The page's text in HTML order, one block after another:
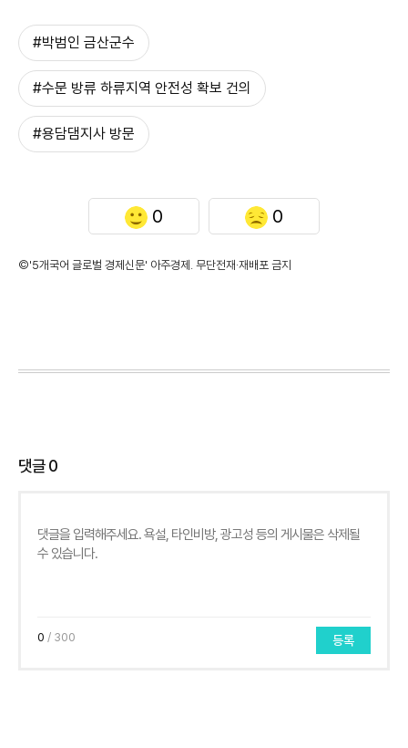
#박범인 금산군수
#수문 방류 하류지역 안전성 확보 건의
#용담댐지사 방문
0 0
©'5개국어 글로벌 경제신문' 아주경제. 무단전재·재배포 금지
댓글0
0 / 300 등록